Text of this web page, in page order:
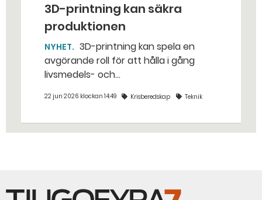
3D-printning kan säkra
produktionen
NYHET
avgörande roll för att hålla i gång
livsmedels- och
krig. – Det går att vinna mycket tid
säger Susanne Norén, enhetschef vid
22 jun 2026 klockan 14:49 Krisberedskap Teknik